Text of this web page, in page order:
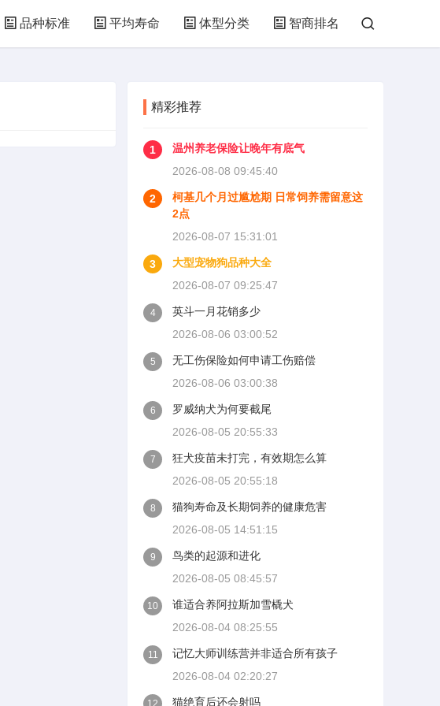
品种标准 平均寿命 体型分类 智商排名
精彩推荐
1
温州养老保险让晚年有底气
2026-08-08 09:45:40
2
柯基几个月过尴尬期 日常饲养需留意这
2点
2026-08-07 15:31:01
3
大型宠物狗品种大全
2026-08-07 09:25:47
4
英斗一月花销多少
2026-08-06 03:00:52
5
无工伤保险如何申请工伤赔偿
2026-08-06 03:00:38
6
罗威纳犬为何要截尾
2026-08-05 20:55:33
7
狂犬疫苗未打完，有效期怎么算
2026-08-05 20:55:18
8
猫狗寿命及长期饲养的健康危害
2026-08-05 14:51:15
9
鸟类的起源和进化
2026-08-05 08:45:57
10
谁适合养阿拉斯加雪橇犬
2026-08-04 08:25:55
11
记忆大师训练营并非适合所有孩子
2026-08-04 02:20:27
12 猫绝育后还会射吗